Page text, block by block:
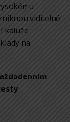
viditelné
kaluže.
na